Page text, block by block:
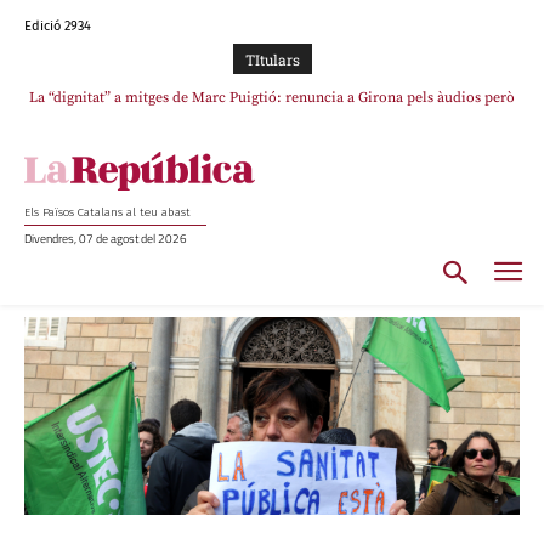
Edició 2934
TItulars
Junts exigeix que Catalunya quedi “fora” del repartiment dels menors
Els Països Catalans al teu abast
Divendres, 07 de agost del 2026